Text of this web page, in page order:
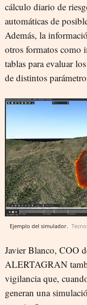
cálculo diario de
automáticas de
Además, la
otros formatos como
tablas para evaluar
de distintos
Ejemplo del simulador.
Javier Blanco, COO
ALERTAGRAN
vigilancia que,
generan una